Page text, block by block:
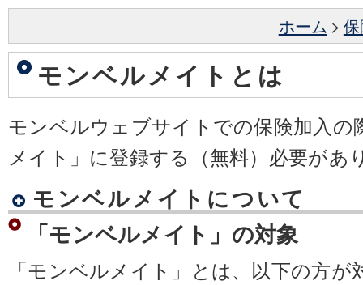
ホーム >
モンベルメイトとは
モンベルウェブサイトでの保険加入の
メイト」に登録する（無料）必要があ
モンベルメイトについて
「モンベルメイト」の対象
「モンベルメイト」とは、以下の方